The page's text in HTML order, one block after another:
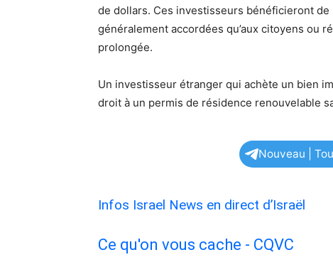
de dollars. Ces investisseurs bénéficieront
généralement accordées qu’aux citoyens ou
prolongée.
Un investisseur étranger qui achète un bien
droit à un permis de résidence renouvelable
Nouveau |
Infos Israel News en direct d’Israël
Ce qu'on vous cache - CQVC